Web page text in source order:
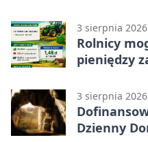
3 sierpnia 2026
Rolnicy
pieniędzy
3 sierpnia 2026
Dzienny